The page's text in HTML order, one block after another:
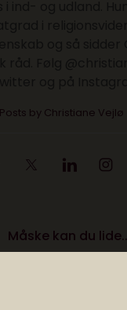
Posts by Christiane Vejlø
Måske kan du lide..